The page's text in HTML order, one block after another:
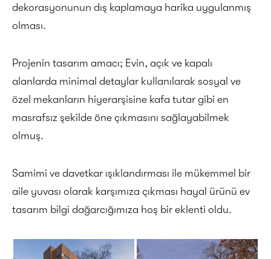
dekorasyonunun dış kaplamaya harika uygulanmış
olması.
Projenin tasarım amacı; Evin, açık ve kapalı
alanlarda minimal detaylar kullanılarak sosyal ve
özel mekanların hiyerarşisine kafa tutar gibi en
masrafsız şekilde öne çıkmasını sağlayabilmek
olmuş.
Samimi ve davetkar ışıklandırması ile mükemmel bir
aile yuvası olarak karşımıza çıkması hayal ürünü ev
tasarım bilgi dağarcığımıza hoş bir eklenti oldu.